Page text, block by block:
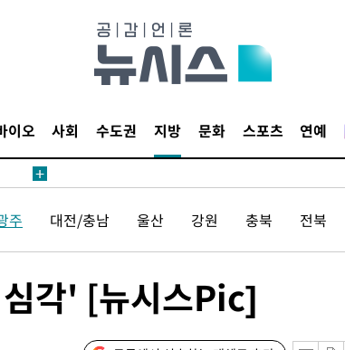
이오 사회 수도권 지방 문화 스포츠 연예
]
"
주 대전/충남 울산 강원 충북 전북
각' [뉴시스Pic]